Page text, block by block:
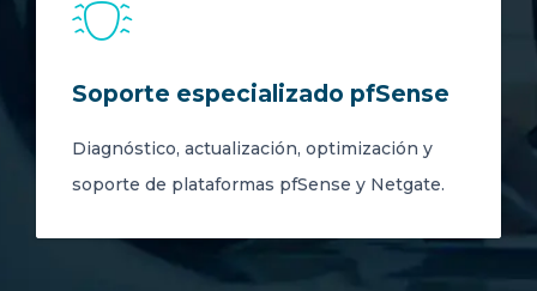
Soporte especializado pfSense
Diagnóstico, actualización, optimización y
soporte de plataformas pfSense y Netgate.